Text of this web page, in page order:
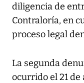
diligencia de
Contraloría, en
proceso legal
La segunda
ocurrido el 21